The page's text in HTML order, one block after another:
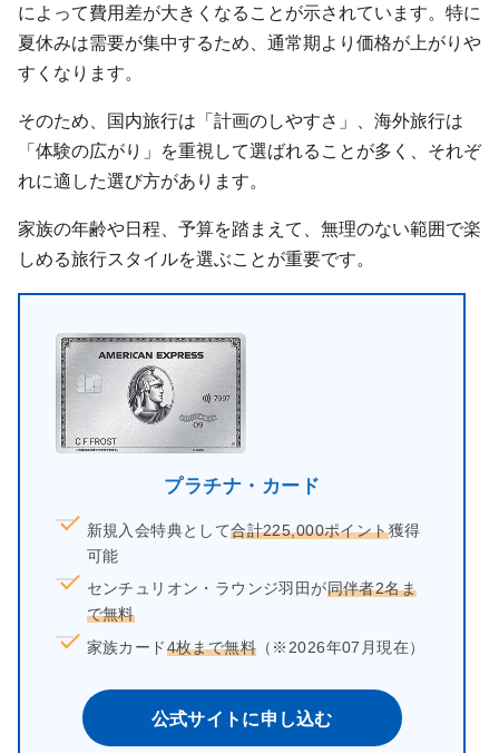
によって費用差が大きくなることが示されています。特に
夏休みは需要が集中するため、通常期より価格が上がりや
すくなります。
そのため、国内旅行は「計画のしやすさ」、海外旅行は
「体験の広がり」を重視して選ばれることが多く、それぞ
れに適した選び方があります。
家族の年齢や日程、予算を踏まえて、無理のない範囲で楽
しめる旅行スタイルを選ぶことが重要です。
プラチナ・カード
新規入会特典として合計225,000ポイント獲得
可能
センチュリオン・ラウンジ羽田が同伴者2名ま
で無料
家族カード 4枚まで無料 （※2026年07月現在）
公式サイトに申し込む